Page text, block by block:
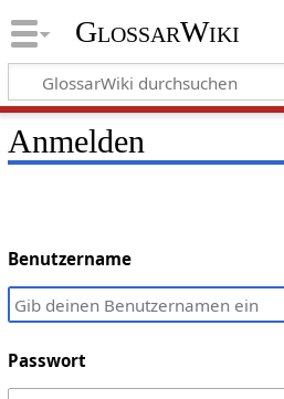
GlossarWiki
Anmelden
Benutzername
Passwort